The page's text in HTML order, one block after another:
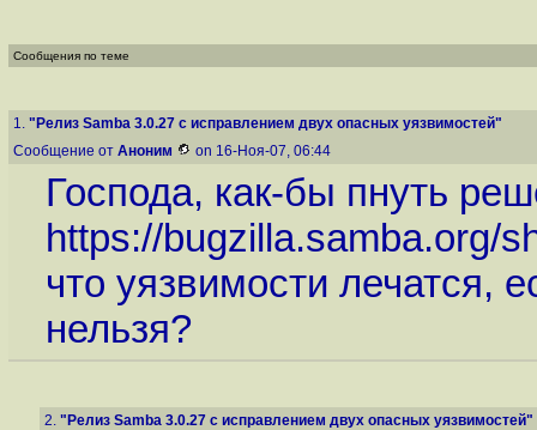
Сообщения по теме
1. "Релиз Samba 3.0.27 с исправлением двух опасных уязвимостей"
Сообщение от Аноним on 16-Ноя-07, 06:44
Господа, как-бы пнуть
https://bugzilla.samba.org/
что уязвимости лечатся,
нельзя?
2. "Релиз Samba 3.0.27 с исправлением двух опасных уязвимостей"